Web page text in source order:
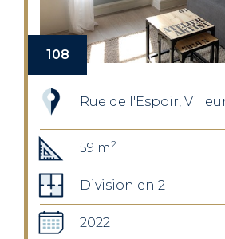
108
Rue de l'Espoir,
59 m2
Division en 2
2022